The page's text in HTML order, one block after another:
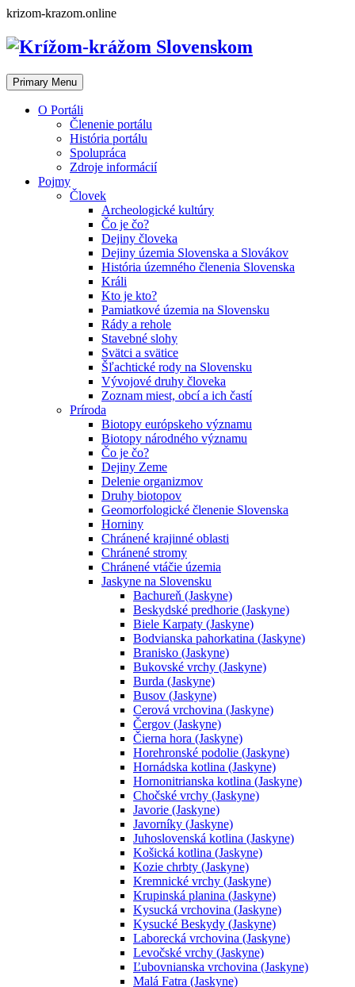
Skip
content
krizom-krazom.online
Primary Menu
O Portáli
Členenie portálu
História portálu
Spolupráca
Zdroje informácií
Pojmy
Človek
Archeologické kultúry
Čo je čo?
Dejiny človeka
Dejiny územia Slovenska a Slovákov
História územného členenia Slovenska
Králi
Kto je kto?
Pamiatkové územia na Slovensku
Rády a rehole
Stavebné slohy
Svätci a svätice
Šľachtické rody na Slovensku
Vývojové druhy človeka
Zoznam miest, obcí a ich častí
Príroda
Biotopy európskeho významu
Biotopy národného významu
Čo je čo?
Dejiny Zeme
Delenie organizmov
Druhy biotopov
Geomorfologické členenie Slovenska
Horniny
Chránené krajinné oblasti
Chránené stromy
Chránené vtáčie územia
Jaskyne na Slovensku
Bachureň (Jaskyne)
Beskydské predhorie (Jaskyne)
Biele Karpaty (Jaskyne)
Bodvianska pahorkatina (Jaskyne)
Branisko (Jaskyne)
Bukovské vrchy (Jaskyne)
Burda (Jaskyne)
Busov (Jaskyne)
Cerová vrchovina (Jaskyne)
Čergov (Jaskyne)
Čierna hora (Jaskyne)
Horehronské podolie (Jaskyne)
Hornádska kotlina (Jaskyne)
Hornonitrianska kotlina (Jaskyne)
Chočské vrchy (Jaskyne)
Javorie (Jaskyne)
Javorníky (Jaskyne)
Juhoslovenská kotlina (Jaskyne)
Košická kotlina (Jaskyne)
Kozie chrbty (Jaskyne)
Kremnické vrchy (Jaskyne)
Krupinská planina (Jaskyne)
Kysucká vrchovina (Jaskyne)
Kysucké Beskydy (Jaskyne)
Laborecká vrchovina (Jaskyne)
Levočské vrchy (Jaskyne)
Ľubovnianska vrchovina (Jaskyne)
Malá Fatra (Jaskyne)